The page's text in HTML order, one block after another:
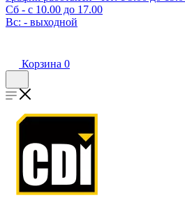
Сб - с 10.00 до 17.00
Вс: - выходной
Корзина 0